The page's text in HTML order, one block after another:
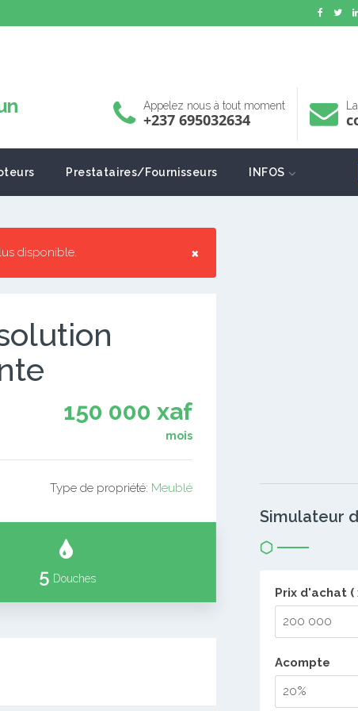
Appelez nous à tout moment
+237 695032634
Prestataires/Fournisseurs INFOS
×
disponible.
150 000 xaf
mois
Type de propriété: Meublé
5 Douches
Simulateur
Prix d'achat (
Acompte